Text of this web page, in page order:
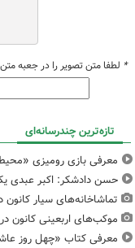
* لطفا متن تصویر را در جعبه متن
تازه‌ترین چندرسانه‌ای
معرفی بازی رومیزی
حسن دادشکر: اکبر عبدی
تماشاخانه‌های سیار کانون
موکب‌های اربعینی کانون
معرفی کتاب «چهل روز